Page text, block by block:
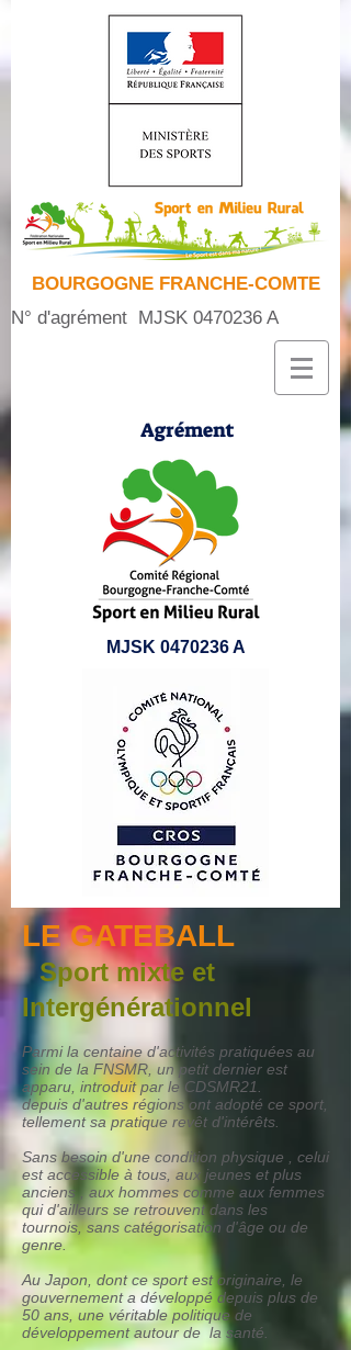
BOURGOGNE FRANCHE-COMTE
N° d'agrément MJSK 0470236 A
Agrément
MJSK 0470236A
LE GATEBALL
Sport mixte et
Intergénérationnel
Parmi la centaine d'activités pratiquées au
sein de la FNSMR, un petit dernier est
apparu, introduit par le CDSMR21.
depuis d'autres régions ont adopté ce sport,
tellement sa pratique revêt d'intérêts.
Sans besoin d'une condition physique , celui
est accessible à tous, aux jeunes et plus
anciens , aux hommes comme aux femmes
qui d'ailleurs se retrouvent dans les
tournois, sans catégorisation d'âge ou de
genre.
Au Japon, dont ce sport est originaire, le
gouvernement a développé depuis plus de
50 ans, une véritable politique de
développement autour de la santé.